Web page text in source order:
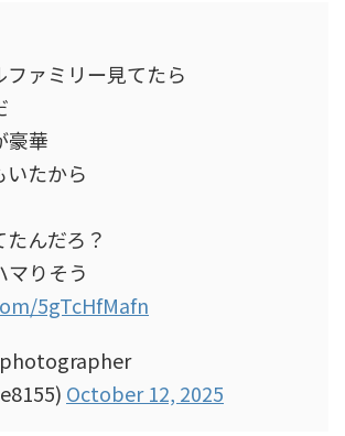
ァミリー見てたら
豪華
いたから
んだろ？
マりそう
5gTcHfMafn
October 12, 2025